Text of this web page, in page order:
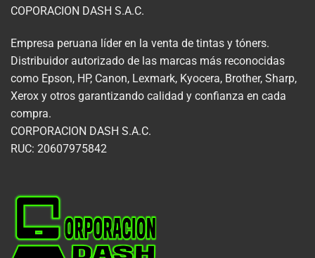
COPORACION DASH S.A.C.
Empresa peruana líder en la venta de tintas y tóners.
Distribuidor autorizado de las marcas más reconocidas
como Epson, HP, Canon, Lexmark, Kyocera, Brother, Sharp,
Xerox y otros garantizando calidad y confianza en cada
compra.
CORPORACION DASH S.A.C.
RUC: 20607975842